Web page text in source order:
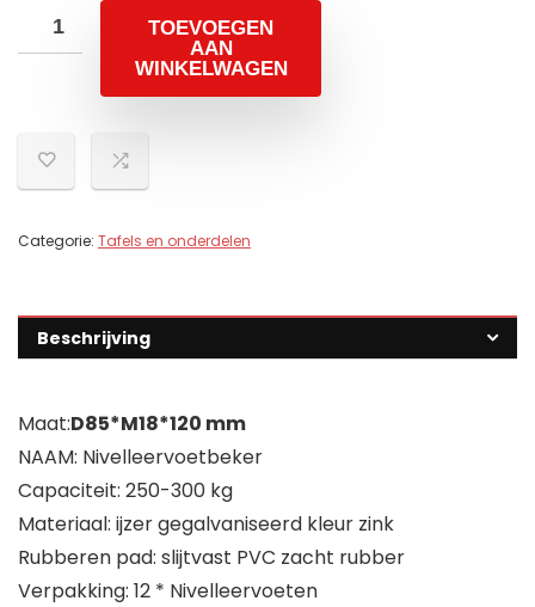
TOEVOEGEN
AAN
WINKELWAGEN
Categorie: Tafels en onderdelen
Beschrijving
Maat:D85*M18*120 mm
NAAM: Nivelleervoetbeker
Capaciteit: 250-300 kg
Materiaal: ijzer gegalvaniseerd kleur zink
Rubberen pad: slijtvast PVC zacht rubber
Verpakking: 12 * Nivelleervoeten